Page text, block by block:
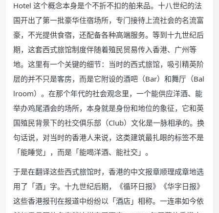
Hotel 这个概念本身是个不折不扣的舶来品。十八世纪的法
国开出了第一批豪华住宿场所，专门接待上流社会的名流富
豪，不光提供食宿，还配备各种高端服务。等到十九世纪后
期，这套西式旅馆制度伴随着殖民贸易传入香港、广州等
地。这里有一个关键的细节：当时的西式旅馆，吸引精英阶
层的并不只是客房，而是它附设的酒吧（Bar）和舞厅（Bal
lroom）。在那个年代的社会观念里，一个能供应洋酒、能
举办鸡尾酒会的场所，本身就是身份和地位的象征，它和英
国殖民背景下的社交俱乐部（Club）文化是一脉相承的。换
句话说，对当时的香港人来说，这类建筑最扎眼的标签不是
「能睡觉」，而是「能喝洋酒、能社交」。
于是在翻译这些西式旅馆时，香港的中文报章顺理成章地选
用了「酒」字。十九世纪后期，《循环日报》《华字日报》
这些香港报刊在报道中纷纷以「酒店」相称。一连串如今依